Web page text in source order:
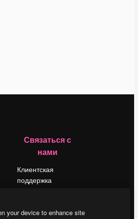
Связаться с
нами
Клиентская
поддержка
LinkedIn
your device to enhance site